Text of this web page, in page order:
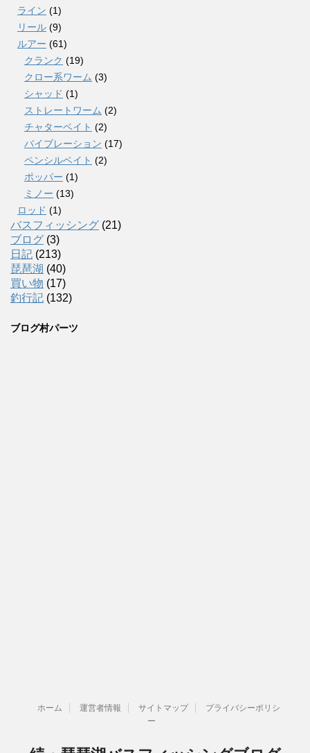
ライン (1)
リール (9)
ルアー (61)
クランク (19)
クロー系ワーム (3)
シャッド (1)
ストレートワーム (2)
チャターベイト (2)
バイブレーション (17)
ペンシルベイト (2)
ポッパー (1)
ミノー (13)
ロッド (1)
バスフィッシング (21)
ブログ (3)
日記 (213)
琵琶湖 (40)
買い物 (17)
釣行記 (132)
ブログ村パーツ
ホーム 運営者情報 サイトマップ
プライバシーポリシ
ー